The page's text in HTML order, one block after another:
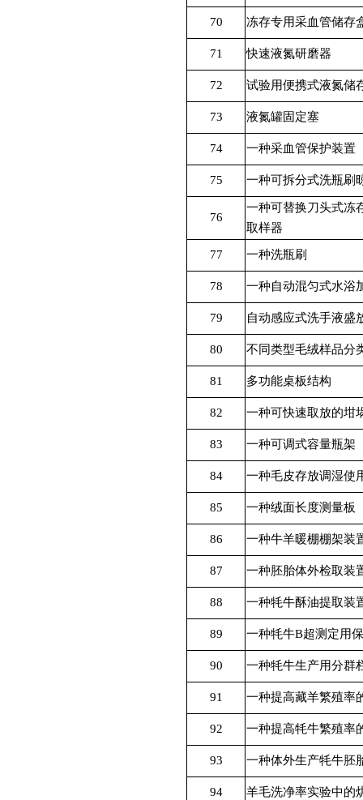
70 冻存专用采血管储存
71 快速液氮研磨器
72 试验用便携式液氮储
73 液氮罐固定塞
74 一种采血管保护装置
75 一种可拆分式洗瓶刷
76
一种可替换刀头式冻
取样器
77 一种洗瓶刷
78 一种自动混匀式水浴
79 自动感应式洗手液盛
80 不同类型毛绒样品分
81 多功能桌板结构
82 一种可快速取放的坩
83 一种可调式容量瓶架
84 一种毛皮存放调湿使
85 一种绒面长度测量板
86 一种牛羊暖棚棚架装
87 一种胚胎体外检取装
88 一种牦牛酥油提取装
89 一种牦牛B超测定用
90 一种牦牛生产用分群
91 一种提高藏羊繁殖率
92 一种提高牦牛繁殖率
93 一种体外生产牦牛胚
94 羊毛洗净率实验中的